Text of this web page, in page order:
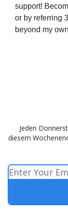
support!
or by referring
beyond my
Jeden
diesem